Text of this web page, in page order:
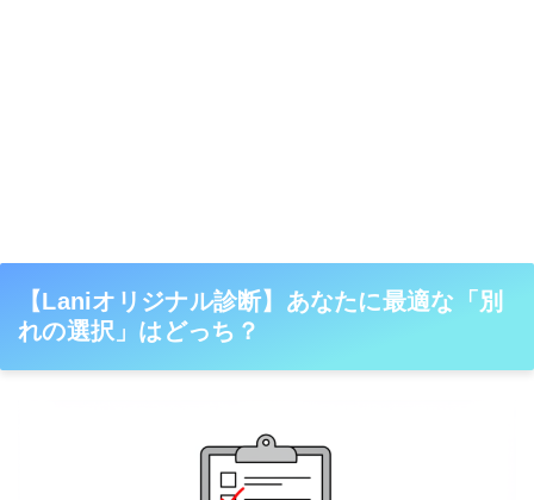
【Laniオリジナル診断】あなたに最適な「別
れの選択」はどっち？